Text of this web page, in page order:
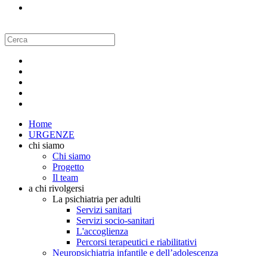
Home
URGENZE
chi siamo
Chi siamo
Progetto
Il team
a chi rivolgersi
La psichiatria per adulti
Servizi sanitari
Servizi socio-sanitari
L'accoglienza
Percorsi terapeutici e riabilitativi
Neuropsichiatria infantile e dell’adolescenza